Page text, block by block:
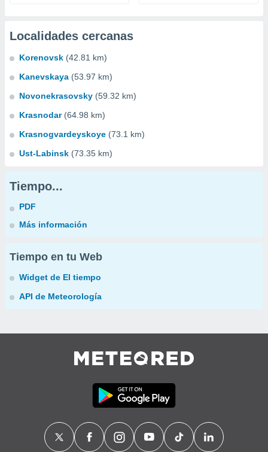
Localidades cercanas
Korenovsk (42.81 km)
Kanevskaya (53.97 km)
Novonekrasovsky (59.32 km)
Krasnodar (64.98 km)
Krasnogvardeyskoye (73.1 km)
Ust-Labinsk (73.35 km)
Tiempo...
PDF
Más información
Tiempo en tu Web
Widget de El tiempo
API de Meteorología